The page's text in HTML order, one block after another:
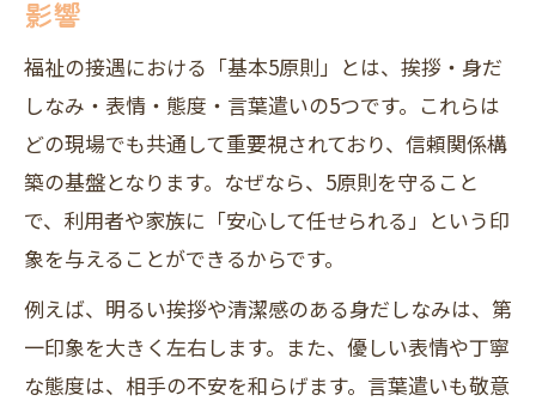
影響
福祉の接遇における「基本5原則」とは、挨拶・身だ
しなみ・表情・態度・言葉遣いの5つです。これらは
どの現場でも共通して重要視されており、信頼関係構
築の基盤となります。なぜなら、5原則を守ること
で、利用者や家族に「安心して任せられる」という印
象を与えることができるからです。
例えば、明るい挨拶や清潔感のある身だしなみは、第
一印象を大きく左右します。また、優しい表情や丁寧
な態度は、相手の不安を和らげます。言葉遣いも敬意